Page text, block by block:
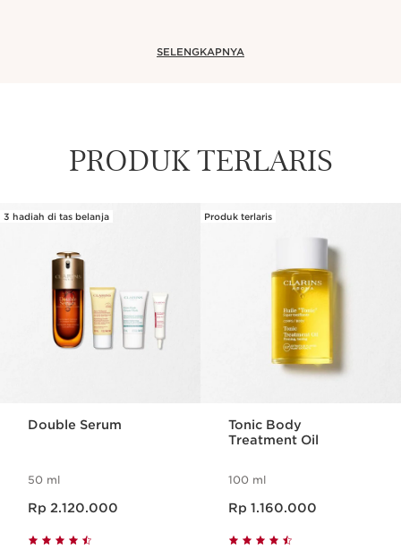
SELENGKAPNYA
PRODUK TERLARIS
SKIP SECTION CONTENT
3 hadiah di tas belanja
Double Serum
50 ml
Rp 2.120.000
Produk terlaris
Tonic Body
Treatment Oil
100 ml
Rp 1.160.000